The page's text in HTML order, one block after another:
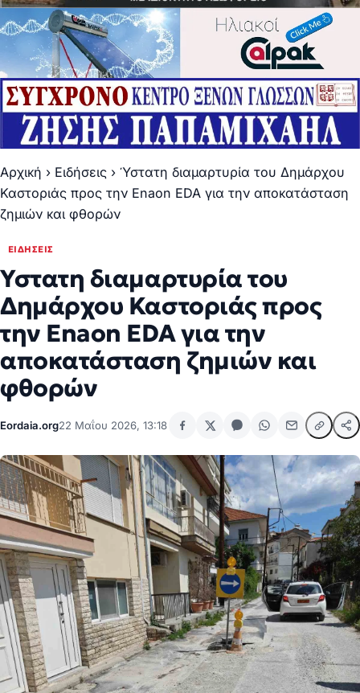
Αρχική › Ειδήσεις › Ύστατη διαμαρτυρία του Δημάρχου
Καστοριάς προς την Enaon EDA για την αποκατάσταση
ζημιών και φθορών
ΕΙΔΉΣΕΙΣ
Ύστατη διαμαρτυρία του
Δημάρχου Καστοριάς προς
την Enaon EDA για την
αποκατάσταση ζημιών και
φθορών
Eordaia.org22 Μαΐου 2026, 13:18